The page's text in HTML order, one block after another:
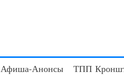
Афиша-Анонсы ТПП